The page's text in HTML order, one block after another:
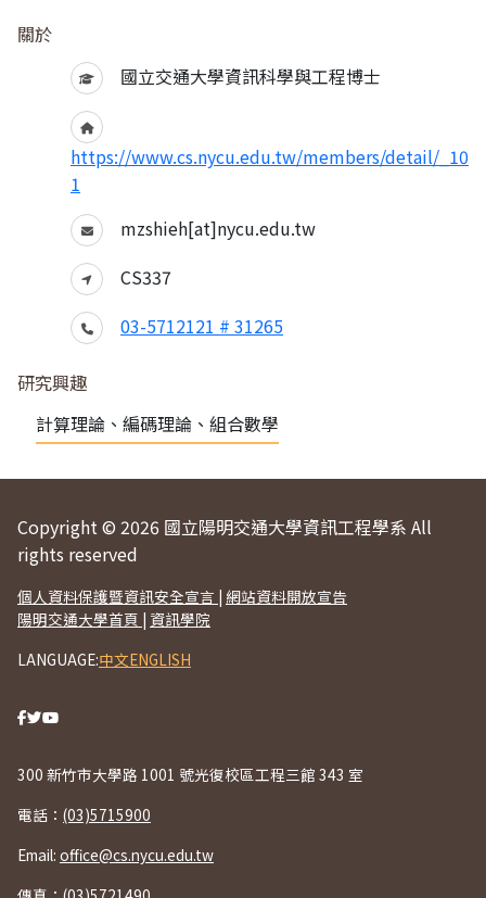
關於
國立交通大學資訊科學與工程博士
https://www.cs.nycu.edu.tw/members/detail/_10
1
mzshieh[at]nycu.edu.tw
CS337
03-5712121 # 31265
研究興趣
計算理論、編碼理論、組合數學
Copyright © 2026 國立陽明交通大學資訊工程學系 All
rights reserved
個人資料保護暨資訊安全宣言 | 網站資料開放宣告
陽明交通大學首頁 | 資訊學院
LANGUAGE:中文ENGLISH
300 新竹市大學路 1001 號光復校區工程三館 343 室
電話： (03)5715900
Email: office@cs.nycu.edu.tw